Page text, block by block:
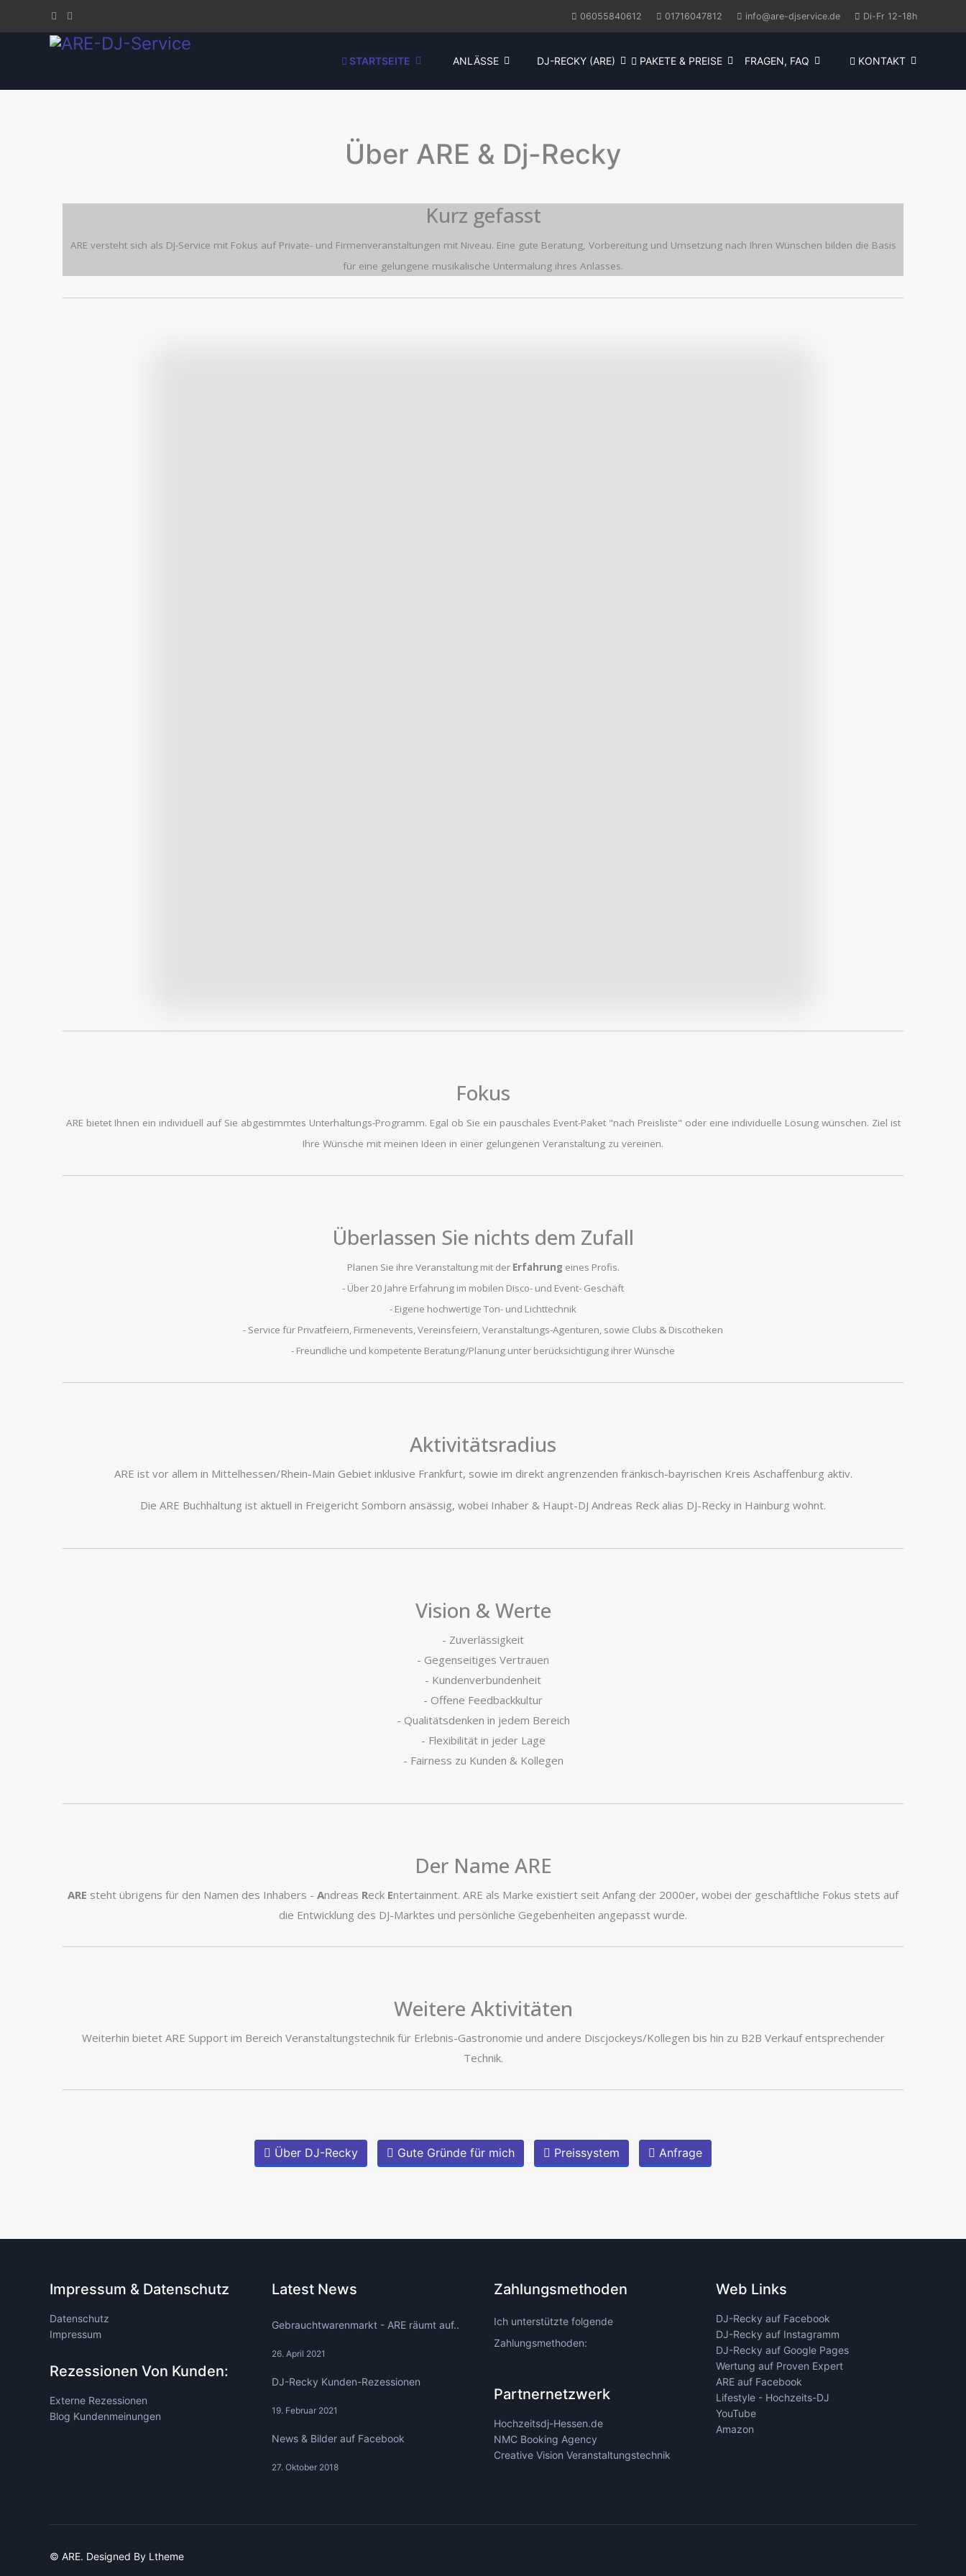
06055840612 01716047812 info@are-djservice.de Di-Fr 12-18h
STARTSEITE ANLÄSSE DJ-RECKY (ARE) PAKETE & PREISE FRAGEN, FAQ KONTAKT
Über ARE & Dj-Recky
Kurz gefasst
ARE versteht sich als DJ-Service mit Fokus auf Private- und Firmenveranstaltungen mit Niveau. Eine gute Beratung, Vorbereitung und Umsetzung nach Ihren Wünschen bilden die Basis
für eine gelungene musikalische Untermalung ihres Anlasses.
Fokus
ARE bietet Ihnen ein individuell auf Sie abgestimmtes Unterhaltungs-Programm. Egal ob Sie ein pauschales Event-Paket "nach Preisliste" oder eine individuelle Lösung wünschen. Ziel ist
Ihre Wünsche mit meinen Ideen in einer gelungenen Veranstaltung zu vereinen.
Überlassen Sie nichts dem Zufall
Planen Sie ihre Veranstaltung mit der Erfahrung eines Profis.
- Über 20 Jahre Erfahrung im mobilen Disco- und Event- Geschäft
- Eigene hochwertige Ton- und Lichttechnik
- Service für Privatfeiern, Firmenevents, Vereinsfeiern, Veranstaltungs-Agenturen, sowie Clubs & Discotheken
- Freundliche und kompetente Beratung/Planung unter berücksichtigung ihrer Wünsche
Aktivitätsradius
ARE ist vor allem in Mittelhessen/Rhein-Main Gebiet inklusive Frankfurt, sowie im direkt angrenzenden fränkisch-bayrischen Kreis Aschaffenburg aktiv.
Die ARE Buchhaltung ist aktuell in Freigericht Somborn ansässig, wobei Inhaber & Haupt-DJ Andreas Reck alias DJ-Recky in Hainburg wohnt.
Vision & Werte
- Zuverlässigkeit
- Gegenseitiges Vertrauen
- Kundenverbundenheit
- Offene Feedbackkultur
- Qualitätsdenken in jedem Bereich
- Flexibilität in jeder Lage
- Fairness zu Kunden & Kollegen
Der Name ARE
ARE steht übrigens für den Namen des Inhabers - Andreas Reck Entertainment. ARE als Marke existiert seit Anfang der 2000er, wobei der geschäftliche Fokus stets auf
die Entwicklung des DJ-Marktes und persönliche Gegebenheiten angepasst wurde.
Weitere Aktivitäten
Weiterhin bietet ARE Support im Bereich Veranstaltungstechnik für Erlebnis-Gastronomie und andere Discjockeys/Kollegen bis hin zu B2B Verkauf entsprechender
Technik.
Über DJ-Recky Gute Gründe für mich Preissystem Anfrage
Impressum & Datenschutz
Datenschutz
Impressum
Rezessionen Von Kunden:
Externe Rezessionen
Blog Kundenmeinungen
Latest News
Gebrauchtwarenmarkt - ARE räumt auf..
26. April 2021
DJ-Recky Kunden-Rezessionen
19. Februar 2021
News & Bilder auf Facebook
27. Oktober 2018
Zahlungsmethoden
Ich unterstützte folgende
Zahlungsmethoden:
Partnernetzwerk
Hochzeitsdj-Hessen.de
NMC Booking Agency
Creative Vision Veranstaltungstechnik
Web Links
DJ-Recky auf Facebook
DJ-Recky auf Instagramm
DJ-Recky auf Google Pages
Wertung auf Proven Expert
ARE auf Facebook
Lifestyle - Hochzeits-DJ
YouTube
Amazon
© ARE. Designed By Ltheme